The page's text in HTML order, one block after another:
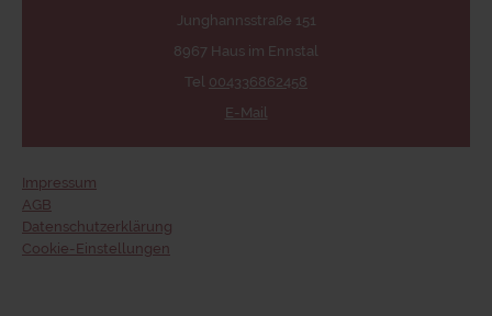
Junghannsstraße 151
8967 Haus im Ennstal
Tel 004336862458
E-Mail
Impressum
AGB
Datenschutzerklärung
Cookie-Einstellungen